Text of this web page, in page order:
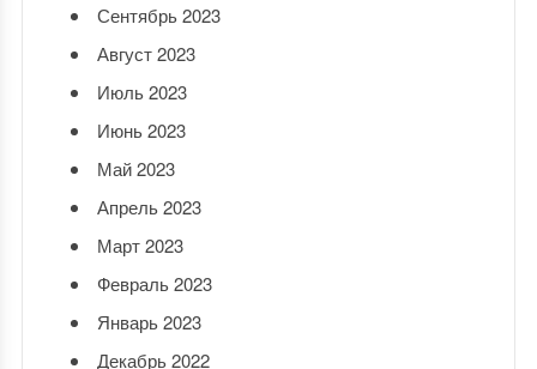
Сентябрь 2023
Август 2023
Июль 2023
Июнь 2023
Май 2023
Апрель 2023
Март 2023
Февраль 2023
Январь 2023
Декабрь 2022